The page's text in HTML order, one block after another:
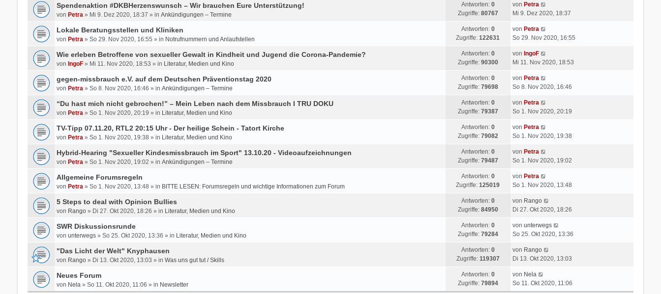
Spendenaktion #DKBHerzenswunsch – Wir brauchen Eure Unterstützung!
von Petra» Mi 9. Dez 2020, 18:37 » in Ankündigungen – Termine
Antworten: 0
Zugriffe: 80767
von Petra
Mi 9. Dez 2020, 18:37
Lokale Beratungsstellen und Kliniken
von Petra» So 29. Nov 2020, 16:55 » in Notrufnummern und Anlaufstellen
Antworten: 0
Zugriffe:122631
von Petra
So 29. Nov 2020, 16:55
Wie erleben Betroffene von sexueller Gewalt in Kindheit und Jugend die Corona-Pandemie?
von IngoF» Mi 11. Nov 2020, 18:53 » in Literatur, Medien und Kino
Antworten: 0
Zugriffe: 90300
von IngoF
Mi 11. Nov 2020, 18:53
gegen-missbrauch e.V. auf dem Deutschen Präventionstag 2020
von Petra» So 8. Nov 2020, 16:46 » in Ankündigungen – Termine
Antworten: 0
Zugriffe: 79698
von Petra
So 8. Nov 2020, 16:46
“Du hast mich nicht gebrochen!” – Mein Leben nach dem Missbrauch I TRU DOKU
von Petra» So 1. Nov 2020, 20:19 » in Literatur, Medien und Kino
Antworten: 0
Zugriffe: 79387
von Petra
So 1. Nov 2020, 20:19
TV-Tipp 07.11.20, RTL2 20:15 Uhr - Der heilige Schein - Tatort Kirche
von Petra» So 1. Nov 2020, 19:38 » in Literatur, Medien und Kino
Antworten: 0
Zugriffe: 79082
von Petra
So 1. Nov 2020, 19:38
Hybrid-Hearing "Sexueller Kindesmissbrauch im Sport" 13.10.20 - Videoaufzeichnungen
von Petra» So 1. Nov 2020, 19:02 » in Ankündigungen – Termine
Antworten: 0
Zugriffe: 79487
von Petra
So 1. Nov 2020, 19:02
Allgemeine Forumsregeln
von Petra» So 1. Nov 2020, 13:48 » in BITTE LESEN: Forumsregeln und wichtige Informationen zum Forum
Antworten: 0
Zugriffe:125019
von Petra
So 1. Nov 2020, 13:48
5 Steps to deal with Opinion Bullies
von Rango» Di 27. Okt 2020, 18:26 » in Literatur, Medien und Kino
Antworten: 0
Zugriffe: 84950
von Rango
Di 27. Okt 2020, 18:26
SWR Diskussionsrunde
von unterwegs» So 25. Okt 2020, 13:36 » in Literatur, Medien und Kino
Antworten: 0
Zugriffe: 79284
von unterwegs
So 25. Okt 2020, 13:36
"Das Licht der Welt" Knyphausen
von Rango» Di 13. Okt 2020, 13:03 » in Was uns gut tut / Skills
Antworten: 0
Zugriffe: 119307
von Rango
Di 13. Okt 2020, 13:03
Neues Forum
von Nela» So 11. Okt 2020, 11:06 » in Newsletter
Antworten: 0
Zugriffe: 79894
von Nela
So 11. Okt 2020, 11:06